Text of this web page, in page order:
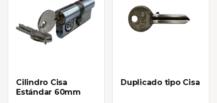
Cilindro Cisa
Estándar 60mm
Duplicado tipo Cisa